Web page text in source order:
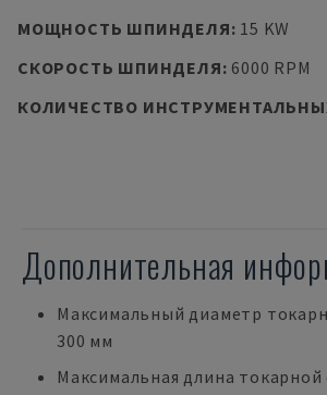
МОЩНОСТЬ ШПИНДЕЛЯ: 15 KW
СКОРОСТЬ ШПИНДЕЛЯ: 6000 RPM
КОЛИЧЕСТВО
Дополнительная
Максимальный диаметр
300 мм
Максимальная длина токарной